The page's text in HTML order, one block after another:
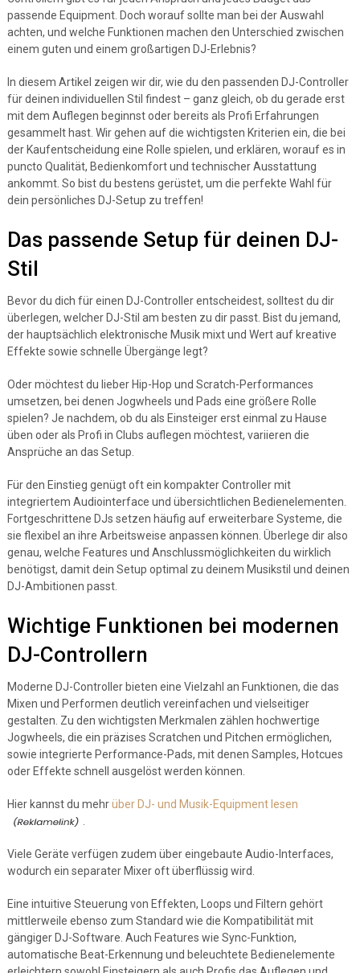
passende Equipment. Doch worauf sollte man bei der Auswahl
achten, und welche Funktionen machen den Unterschied zwischen
einem guten und einem großartigen DJ-Erlebnis?
In diesem Artikel zeigen wir dir, wie du den passenden DJ-Controller
für deinen individuellen Stil findest – ganz gleich, ob du gerade erst
mit dem Auflegen beginnst oder bereits als Profi Erfahrungen
gesammelt hast. Wir gehen auf die wichtigsten Kriterien ein, die bei
der Kaufentscheidung eine Rolle spielen, und erklären, worauf es in
puncto Qualität, Bedienkomfort und technischer Ausstattung
ankommt. So bist du bestens gerüstet, um die perfekte Wahl für
dein persönliches DJ-Setup zu treffen!
Das passende Setup für deinen DJ-
Stil
Bevor du dich für einen DJ-Controller entscheidest, solltest du dir
überlegen, welcher DJ-Stil am besten zu dir passt. Bist du jemand,
der hauptsächlich elektronische Musik mixt und Wert auf kreative
Effekte sowie schnelle Übergänge legt?
Oder möchtest du lieber Hip-Hop und Scratch-Performances
umsetzen, bei denen Jogwheels und Pads eine größere Rolle
spielen? Je nachdem, ob du als Einsteiger erst einmal zu Hause
üben oder als Profi in Clubs auflegen möchtest, variieren die
Ansprüche an das Setup.
Für den Einstieg genügt oft ein kompakter Controller mit
integriertem Audiointerface und übersichtlichen Bedienelementen.
Fortgeschrittene DJs setzen häufig auf erweiterbare Systeme, die
sie flexibel an ihre Arbeitsweise anpassen können. Überlege dir also
genau, welche Features und Anschlussmöglichkeiten du wirklich
benötigst, damit dein Setup optimal zu deinem Musikstil und deinen
DJ-Ambitionen passt.
Wichtige Funktionen bei modernen
DJ-Controllern
Moderne DJ-Controller bieten eine Vielzahl an Funktionen, die das
Mixen und Performen deutlich vereinfachen und vielseitiger
gestalten. Zu den wichtigsten Merkmalen zählen hochwertige
Jogwheels, die ein präzises Scratchen und Pitchen ermöglichen,
sowie integrierte Performance-Pads, mit denen Samples, Hotcues
oder Effekte schnell ausgelöst werden können.
Hier kannst du mehrüber DJ- und Musik-Equipment lesen
Viele Geräte verfügen zudem über eingebaute Audio-Interfaces,
wodurch ein separater Mixer oft überflüssig wird.
Eine intuitive Steuerung von Effekten, Loops und Filtern gehört
mittlerweile ebenso zum Standard wie die Kompatibilität mit
gängiger DJ-Software. Auch Features wie Sync-Funktion,
automatische Beat-Erkennung und beleuchtete Bedienelemente